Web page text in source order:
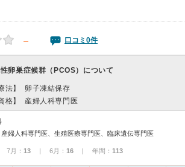
－ 口コミ0件
卵巣症候群（PCOS）について
法】
卵子凍結保存
格】
産婦人科専門医
産婦人科専門医、生殖医療専門医、臨床遺伝専門医
7月： 13 | 6月： 16 | 年間： 113